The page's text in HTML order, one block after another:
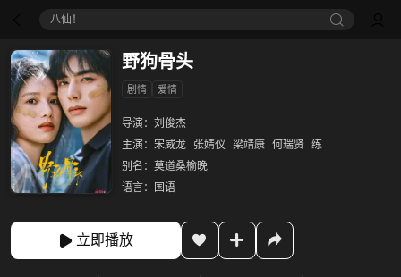
八仙！
野狗骨头
剧情 爱情
导演： 刘俊杰
主演： 宋威龙 张婧仪 梁靖康 何瑞贤 练
别名： 莫道桑榆晚
语言：
国语
立即播放